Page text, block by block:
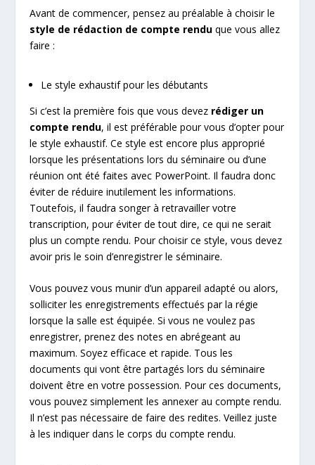
Avant de commencer, pensez au préalable à choisir le
style de rédaction de compte rendu que vous allez
faire :
Le style exhaustif pour les débutants
Si c’est la première fois que vous devez rédiger un
compte rendu, il est préférable pour vous d’opter pour
le style exhaustif. Ce style est encore plus approprié
lorsque les présentations lors du séminaire ou d’une
réunion ont été faites avec PowerPoint. Il faudra donc
éviter de réduire inutilement les informations.
Toutefois, il faudra songer à retravailler votre
transcription, pour éviter de tout dire, ce qui ne serait
plus un compte rendu. Pour choisir ce style, vous devez
avoir pris le soin d’enregistrer le séminaire.
Vous pouvez vous munir d’un appareil adapté ou alors,
solliciter les enregistrements effectués par la régie
lorsque la salle est équipée. Si vous ne voulez pas
enregistrer, prenez des notes en abrégeant au
maximum. Soyez efficace et rapide. Tous les
documents qui vont être partagés lors du séminaire
doivent être en votre possession. Pour ces documents,
vous pouvez simplement les annexer au compte rendu.
Il n’est pas nécessaire de faire des redites. Veillez juste
à les indiquer dans le corps du compte rendu.